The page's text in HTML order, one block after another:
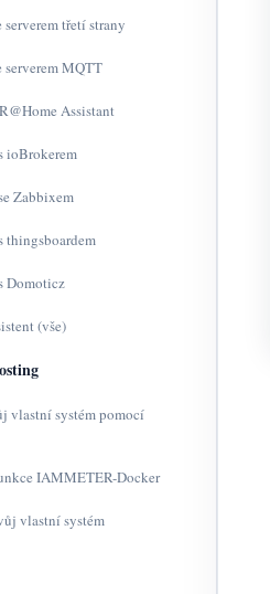
serverem třetí strany
serverem MQTT
Assistant
ioBrokerem
Zabbixem
thingsboardem
Domoticz
(vše)
vlastní systém pomocí
IAMMETER-Docker
vlastní systém